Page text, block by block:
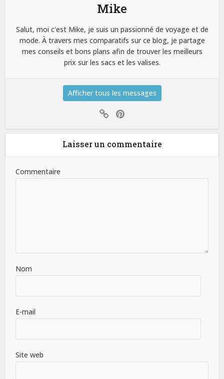
Mike
Salut, moi c'est Mike, je suis un passionné de voyage et de
mode. À travers mes comparatifs sur ce blog, je partage
mes conseils et bons plans afin de trouver les meilleurs
prix sur les sacs et les valises.
Afficher tous les messages
Laisser un commentaire
Commentaire
Nom
E-mail
Site web